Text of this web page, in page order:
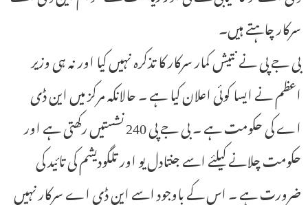
سرکار چاہتے ہیں۔
بی جے پی نے نتیش کمار سرکار کا تذکرہ نہیں کیا اور نہ ہی وزیر
اعظم نے ایسا کوئی اعلان کیا ہے ۔ حالانکہ مرکز میں این ڈی
اے کی حکومت ہے ۔ بی جے پی 240 نشستیں رکھتی ہے اور
حکومت چلانے کیلئے اسے جنتادل یو اور تلگودیشم کی تائید کی
ضرورت ہے ۔ اس کے باوجود اسے این ڈی اے سرکار نہیں